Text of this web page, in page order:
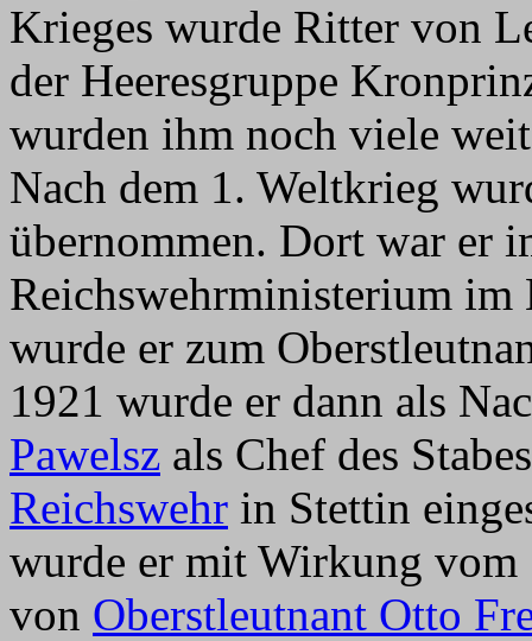
Krieges wurde Ritter von
der Heeresgruppe
wurden ihm noch viele
Nach dem 1. Weltkrieg
übernommen. Dort war er
Reichswehrministerium
wurde er zum
1921 wurde er dann als
Pawelsz als Chef des
Reichswehr in Stettin
wurde er mit Wirkung
von Oberstleutnant Otto